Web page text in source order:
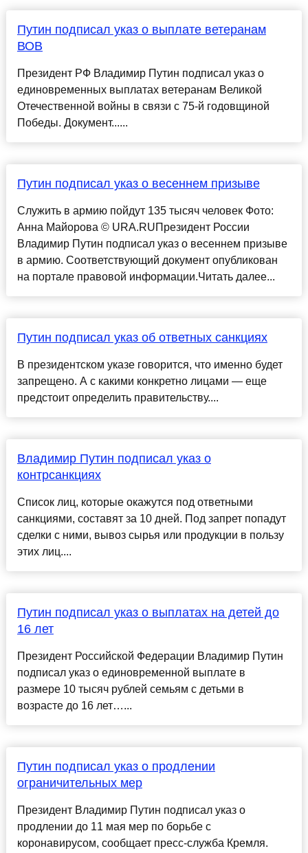
Путин подписал указ о выплате ветеранам
ВОВ
Президент РФ Владимир Путин подписал указ о
единовременных выплатах ветеранам Великой
Отечественной войны в связи с 75-й годовщиной
Победы. Документ......
Путин подписал указ о весеннем призыве
Служить в армию пойдут 135 тысяч человек Фото:
Анна Майорова © URA.RUПрезидент России
Владимир Путин подписал указ о весеннем призыве
в армию. Соответствующий документ опубликован
на портале правовой информации.Читать далее...
Путин подписал указ об ответных санкциях
В президентском указе говорится, что именно будет
запрещено. А с какими конкретно лицами — еще
предстоит определить правительству....
Владимир Путин подписал указ о
контрсанкциях
Список лиц, которые окажутся под ответными
санкциями, составят за 10 дней. Под запрет попадут
сделки с ними, вывоз сырья или продукции в пользу
этих лиц....
Путин подписал указ о выплатах на детей до
16 лет
Президент Российской Федерации Владимир Путин
подписал указ о единовременной выплате в
размере 10 тысяч рублей семьям с детьми в
возрасте до 16 лет…...
Путин подписал указ о продлении
ограничительных мер
Президент Владимир Путин подписал указ о
продлении до 11 мая мер по борьбе с
коронавирусом, сообщает пресс-служба Кремля.